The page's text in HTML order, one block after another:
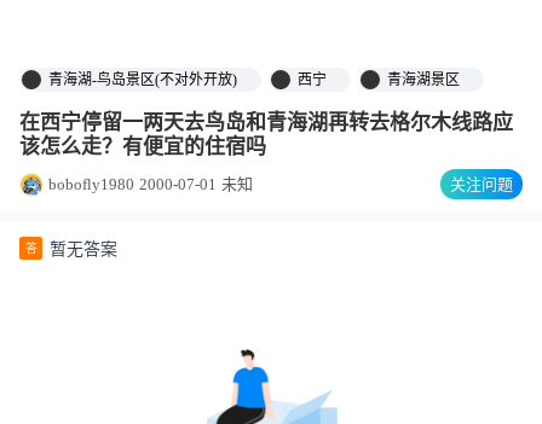
青海湖-鸟岛景区(不对外开放) 西宁 青海湖景区
在西宁停留一两天去鸟岛和青海湖再转去格尔木线路应
该怎么走？有便宜的住宿吗
bobofly1980 2000-07-01 未知 关注问题
答 暂无答案